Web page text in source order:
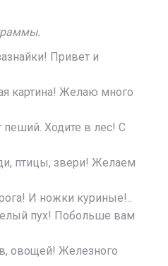
Привет и
картина! Желаю много
пеший. Ходите в лес! С
птицы, звери! Желаем
И ножки куриные!..
пух! Побольше вам
овощей! Железного